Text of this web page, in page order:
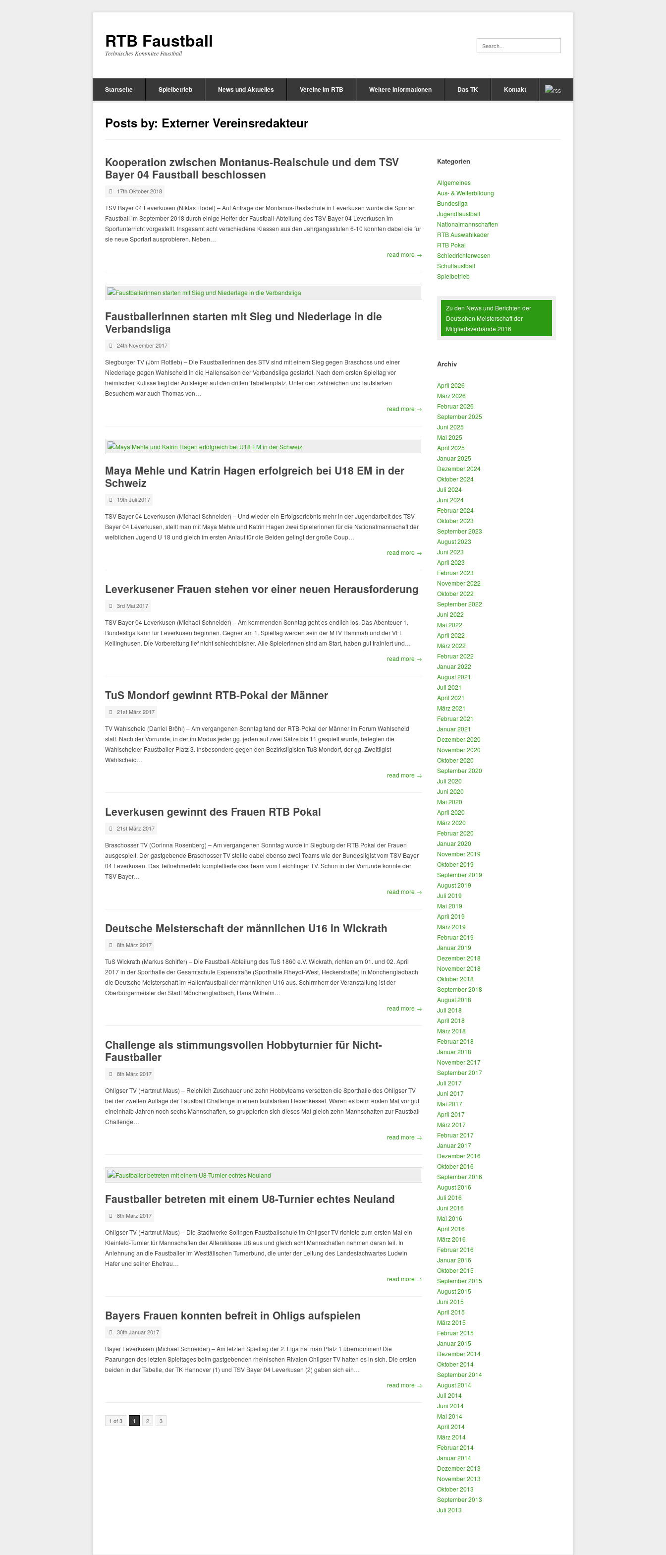
RTB Faustball
Technisches Kommitee Faustball
Startseite Spielbetrieb News und Aktuelles Vereine im RTB Weitere Informationen Das TK Kontakt
Posts by: Externer Vereinsredakteur
Kooperation zwischen Montanus-Realschule und dem TSV
Bayer 04 Faustball beschlossen
17th Oktober 2018
TSV Bayer 04 Leverkusen (Niklas Hodel) – Auf Anfrage der Montanus-Realschule in Leverkusen wurde die Sportart
Faustball im September 2018 durch einige Helfer der Faustball-Abteilung des TSV Bayer 04 Leverkusen im
Sportunterricht vorgestellt. Insgesamt acht verschiedene Klassen aus den Jahrgangsstufen 6-10 konnten dabei die für
sie neue Sportart ausprobieren. Neben…
read more →
Faustballerinnen starten mit Sieg und Niederlage in die
Verbandsliga
24th November 2017
Siegburger TV (Jörn Rottleb) – Die Faustballerinnen des STV sind mit einem Sieg gegen Braschoss und einer
Niederlage gegen Wahlscheid in die Hallensaison der Verbandsliga gestartet. Nach dem ersten Spieltag vor
heimischer Kulisse liegt der Aufsteiger auf den dritten Tabellenplatz. Unter den zahlreichen und lautstarken
Besuchern war auch Thomas von…
read more →
Maya Mehle und Katrin Hagen erfolgreich bei U18 EM in der
Schweiz
19th Juli 2017
TSV Bayer 04 Leverkusen (Michael Schneider) – Und wieder ein Erfolgserlebnis mehr in der Jugendarbeit des TSV
Bayer 04 Leverkusen, stellt man mit Maya Mehle und Katrin Hagen zwei Spielerinnen für die Nationalmannschaft der
weiblichen Jugend U 18 und gleich im ersten Anlauf für die Beiden gelingt der große Coup…
read more →
Leverkusener Frauen stehen vor einer neuen Herausforderung
3rd Mai 2017
TSV Bayer 04 Leverkusen (Michael Schneider) – Am kommenden Sonntag geht es endlich los. Das Abenteuer 1.
Bundesliga kann für Leverkusen beginnen. Gegner am 1. Spieltag werden sein der MTV Hammah und der VFL
Kellinghusen. Die Vorbereitung lief nicht schlecht bisher. Alle Spielerinnen sind am Start, haben gut trainiert und…
read more →
TuS Mondorf gewinnt RTB-Pokal der Männer
21st März 2017
TV Wahlscheid (Daniel Bröhl) – Am vergangenen Sonntag fand der RTB-Pokal der Männer im Forum Wahlscheid
statt. Nach der Vorrunde, in der im Modus jeder gg. jeden auf zwei Sätze bis 11 gespielt wurde, belegten die
Wahlscheider Faustballer Platz 3. Insbesondere gegen den Bezirksligisten TuS Mondorf, der gg. Zweitligist
Wahlscheid…
read more →
Leverkusen gewinnt des Frauen RTB Pokal
21st März 2017
Braschosser TV (Corinna Rosenberg) – Am vergangenen Sonntag wurde in Siegburg der RTB Pokal der Frauen
ausgespielt. Der gastgebende Braschosser TV stellte dabei ebenso zwei Teams wie der Bundesligist vom TSV Bayer
04 Leverkusen. Das Teilnehmerfeld komplettierte das Team vom Leichlinger TV. Schon in der Vorrunde konnte der
TSV Bayer…
read more →
Deutsche Meisterschaft der männlichen U16 in Wickrath
8th März 2017
TuS Wickrath (Markus Schiffer) – Die Faustball-Abteilung des TuS 1860 e.V. Wickrath, richten am 01. und 02. April
2017 in der Sporthalle der Gesamtschule Espenstraße (Sporthalle Rheydt-West, Heckerstraße) in Mönchengladbach
die Deutsche Meisterschaft im Hallenfaustball der männlichen U16 aus. Schirmherr der Veranstaltung ist der
Oberbürgermeister der Stadt Mönchengladbach, Hans Wilhelm…
read more →
Challenge als stimmungsvollen Hobbyturnier für Nicht-
Faustballer
8th März 2017
Ohligser TV (Hartmut Maus) – Reichlich Zuschauer und zehn Hobbyteams versetzen die Sporthalle des Ohligser TV
bei der zweiten Auflage der Faustball Challenge in einen lautstarken Hexenkessel. Waren es beim ersten Mal vor gut
eineinhalb Jahren noch sechs Mannschaften, so gruppierten sich dieses Mal gleich zehn Mannschaften zur Faustball
Challenge…
read more →
Faustballer betreten mit einem U8-Turnier echtes Neuland
8th März 2017
Ohligser TV (Hartmut Maus) – Die Stadtwerke Solingen Faustballschule im Ohligser TV richtete zum ersten Mal ein
Kleinfeld-Turnier für Mannschaften der Altersklasse U8 aus und gleich acht Mannschaften nahmen daran teil. In
Anlehnung an die Faustballer im Westfälischen Turnerbund, die unter der Leitung des Landesfachwartes Ludwin
Hafer und seiner Ehefrau…
read more →
Bayers Frauen konnten befreit in Ohligs aufspielen
30th Januar 2017
Bayer Leverkusen (Michael Schneider) – Am letzten Spieltag der 2. Liga hat man Platz 1 übernommen! Die
Paarungen des letzten Spieltages beim gastgebenden rheinischen Rivalen Ohligser TV hatten es in sich. Die ersten
beiden in der Tabelle, der TK Hannover (1) und TSV Bayer 04 Leverkusen (2) gaben sich ein…
read more →
1 of 3 1 2 3
Kategorien
Allgemeines
Aus- & Weiterbildung
Bundesliga
Jugendfaustball
Nationalmannschaften
RTB Auswahlkader
RTB Pokal
Schiedrichterwesen
Schulfaustball
Spielbetrieb
Zu den News und Berichten der
Deutschen Meisterschaft der
Mitgliedsverbände 2016
Archiv
April 2026
März 2026
Februar 2026
September 2025
Juni 2025
Mai 2025
April 2025
Januar 2025
Dezember 2024
Oktober 2024
Juli 2024
Juni 2024
Februar 2024
Oktober 2023
September 2023
August 2023
Juni 2023
April 2023
Februar 2023
November 2022
Oktober 2022
September 2022
Juni 2022
Mai 2022
April 2022
März 2022
Februar 2022
Januar 2022
August 2021
Juli 2021
April 2021
März 2021
Februar 2021
Januar 2021
Dezember 2020
November 2020
Oktober 2020
September 2020
Juli 2020
Juni 2020
Mai 2020
April 2020
März 2020
Februar 2020
Januar 2020
November 2019
Oktober 2019
September 2019
August 2019
Juli 2019
Mai 2019
April 2019
März 2019
Februar 2019
Januar 2019
Dezember 2018
November 2018
Oktober 2018
September 2018
August 2018
Juli 2018
April 2018
März 2018
Februar 2018
Januar 2018
November 2017
September 2017
Juli 2017
Juni 2017
Mai 2017
April 2017
März 2017
Februar 2017
Januar 2017
Dezember 2016
Oktober 2016
September 2016
August 2016
Juli 2016
Juni 2016
Mai 2016
April 2016
März 2016
Februar 2016
Januar 2016
Oktober 2015
September 2015
August 2015
Juni 2015
April 2015
März 2015
Februar 2015
Januar 2015
Dezember 2014
Oktober 2014
September 2014
August 2014
Juli 2014
Juni 2014
Mai 2014
April 2014
März 2014
Februar 2014
Januar 2014
Dezember 2013
November 2013
Oktober 2013
September 2013
Juli 2013